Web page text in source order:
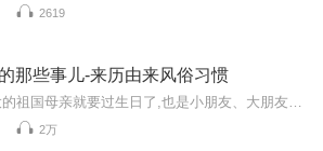
2619
那些事儿-来历由来风俗习惯
2万